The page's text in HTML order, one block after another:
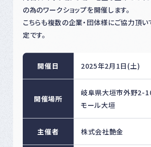
の為のワークショップを開催します。
こちらも複数の企業・団体様にご協力頂
定です。
開催日 2025年2月1日(土)
開催場所
岐阜県大垣市外野2-
モール大垣
主催者 株式会社艶金